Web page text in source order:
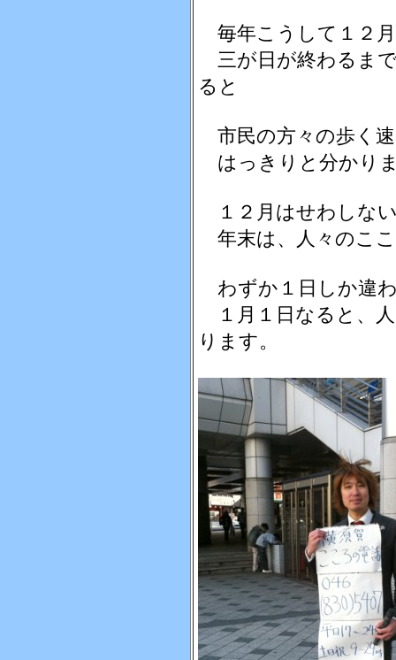
毎年こうして１２
三が日が終わるま
ると
市民の方々の歩く
はっきりと分かり
１２月はせわしな
年末は、人々のこ
わずか１日しか違
１月１日なると、
ります。